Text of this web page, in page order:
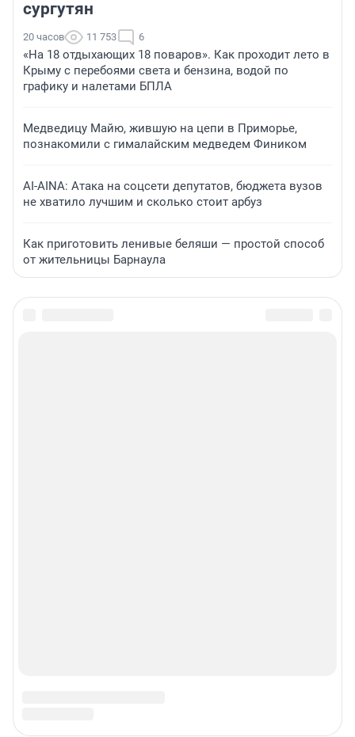
сургутян
20 часов 11 753 6
«На 18 отдыхающих 18 поваров». Как проходит лето в
Крыму с перебоями света и бензина, водой по
графику и налетами БПЛА
Медведицу Майю, жившую на цепи в Приморье,
познакомили с гималайским медведем Фиником
AI-AINA: Атака на соцсети депутатов, бюджета вузов
не хватило лучшим и сколько стоит арбуз
Как приготовить ленивые беляши — простой способ
от жительницы Барнаула